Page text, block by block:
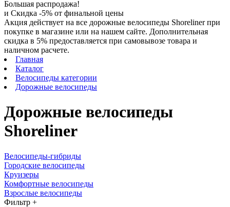
Большая распродажа!
и Скидка -5% от финальной цены
Акция действует на все дорожные велосипеды Shoreliner при
покупке в магазине или на нашем сайте. Дополнительная
скидка в 5% предоставляется при самовывозе товара и
наличном расчете.
Главная
Каталог
Велосипеды категории
Дорожные велосипеды
Дорожные велосипеды
Shoreliner
Велосипеды-гибриды
Городские велосипеды
Круизеры
Комфортные велосипеды
Взрослые велосипеды
Фильтр +